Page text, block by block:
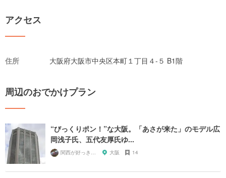
アクセス
住所 大阪府大阪市中央区本町１丁目４-５ B1階
周辺のおでかけプラン
“びっくりポン！”な大阪。「あさが来た」のモデル広
岡浅子氏、五代友厚氏ゆ...
大阪 14